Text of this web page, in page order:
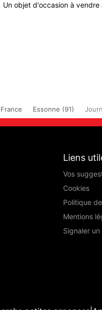
Un objet d'occasion à vendre
Essonne (91)
Liens
Vos
Cookies
Politique
Mentions
Signaler